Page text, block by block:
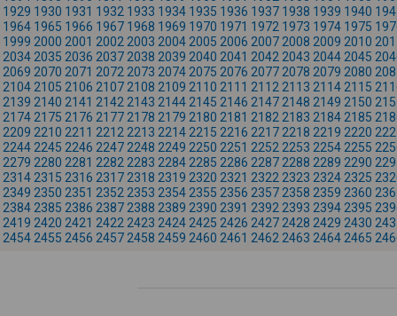
1929 1930 1931 1932 1933 1934 1935 1936 1937 1938 1939 1940
1964 1965 1966 1967 1968 1969 1970 1971 1972 1973 1974 1975
1999 2000 2001 2002 2003 2004 2005 2006 2007 2008 2009 2010
2034 2035 2036 2037 2038 2039 2040 2041 2042 2043 2044 2045
2069 2070 2071 2072 2073 2074 2075 2076 2077 2078 2079 2080
2104 2105 2106 2107 2108 2109 2110 2111 2112 2113 2114 2115
2139 2140 2141 2142 2143 2144 2145 2146 2147 2148 2149 2150
2174 2175 2176 2177 2178 2179 2180 2181 2182 2183 2184 2185
2209 2210 2211 2212 2213 2214 2215 2216 2217 2218 2219 2220
2244 2245 2246 2247 2248 2249 2250 2251 2252 2253 2254 2255
2279 2280 2281 2282 2283 2284 2285 2286 2287 2288 2289 2290
2314 2315 2316 2317 2318 2319 2320 2321 2322 2323 2324 2325
2349 2350 2351 2352 2353 2354 2355 2356 2357 2358 2359 2360
2384 2385 2386 2387 2388 2389 2390 2391 2392 2393 2394 2395
2419 2420 2421 2422 2423 2424 2425 2426 2427 2428 2429 2430
2454 2455 2456 2457 2458 2459 2460 2461 2462 2463 2464 2465